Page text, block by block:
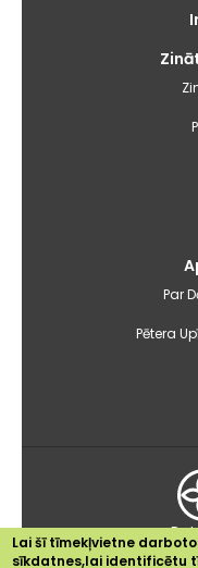
Par
Pētera
Lai šī tīmekļvietne
sīkdatnes,lai identificētu